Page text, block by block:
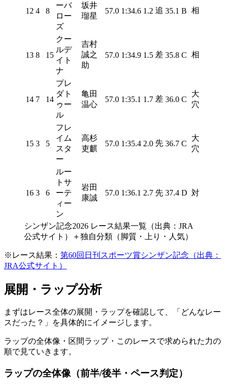
12 4 8
ーバ
ロー
ズ
坂井
瑠星
57.0 1:34.6 1.2 追 35.1 B 相
13 8 15
クー
ルデ
イト
ナ
吉村
誠之
助
57.0 1:34.9 1.5 差 35.8 C 相
14 7 14
プレ
ダト
ゥー
ル
亀田
温心
57.0 1:35.1 1.7 差 36.0 C
大
穴
15 3 5
フレ
イム
スタ
ー
高杉
吏麒
57.0 1:35.4 2.0 先 36.7 C
大
穴
16 3 6
ルー
トサ
ーテ
ィー
ン
岩田
康誠
57.0 1:36.1 2.7 先 37.4 D 対
シンザン記念2026 レース結果一覧（出典：JRA
公式サイト）＋独自分類（脚質・上り・人気）
※レース結果： 第60回日刊スポーツ賞シンザン記念（出典：
JRA公式サイト）
展開・ラップ分析
まずはレース全体の展開・ラップを確認して、
「どんなレー
スだった？」
を具体的にイメージします。
ラップの全体像 ・ 区間ラップ・ このレースで求められた力の
順で見ていきます。
ラップの全体像（前半/後半・ペース判定）